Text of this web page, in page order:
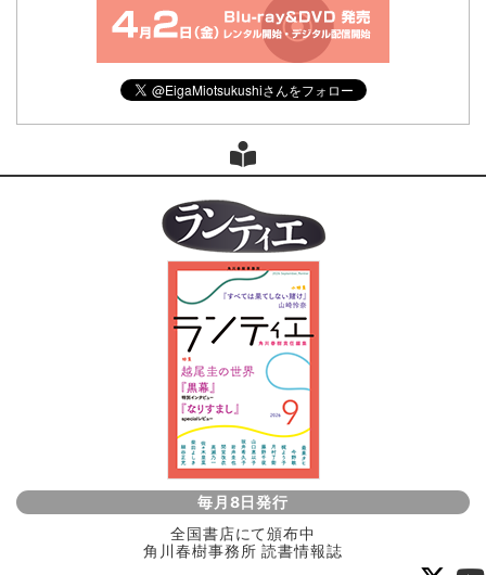
毎月8日発行
全国書店にて頒布中
角川春樹事務所 読書情報誌